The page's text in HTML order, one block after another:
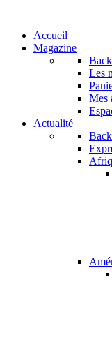
Accueil
Magazine
Back
Les
Mes
Actualité
Back